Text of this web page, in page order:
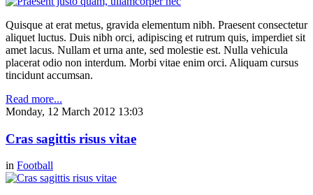
Quisque at erat metus, gravida elementum nibh. Praesent consectetur
aliquet luctus. Duis nibh orci, adipiscing et rutrum quis, imperdiet sit
amet lacus. Nullam et urna ante, sed molestie est. Nulla vehicula
placerat odio non interdum. Morbi vitae enim orci. Aliquam cursus
tincidunt accumsan.
Read more...
Monday, 12 March 2012 13:03
Cras sagittis risus vitae
in Football